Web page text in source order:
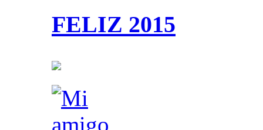
FELIZ 2015